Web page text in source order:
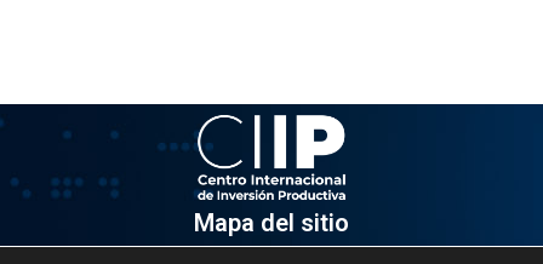
Mapa del sitio